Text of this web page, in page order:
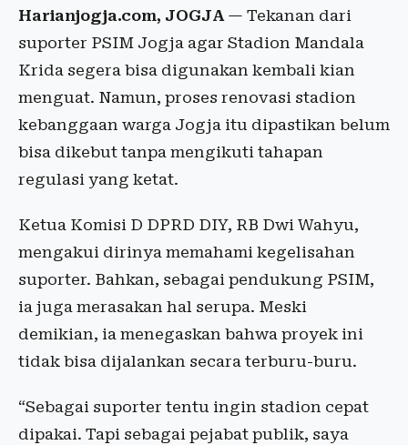
Harianjogja.com, JOGJA— Tekanan dari
suporter PSIM Jogja agar Stadion Mandala
Krida segera bisa digunakan kembali kian
menguat. Namun, proses renovasi stadion
kebanggaan warga Jogja itu dipastikan belum
bisa dikebut tanpa mengikuti tahapan
regulasi yang ketat.
Ketua Komisi D DPRD DIY, RB Dwi Wahyu,
mengakui dirinya memahami kegelisahan
suporter. Bahkan, sebagai pendukung PSIM,
ia juga merasakan hal serupa. Meski
demikian, ia menegaskan bahwa proyek ini
tidak bisa dijalankan secara terburu-buru.
“Sebagai suporter tentu ingin stadion cepat
dipakai. Tapi sebagai pejabat publik, saya